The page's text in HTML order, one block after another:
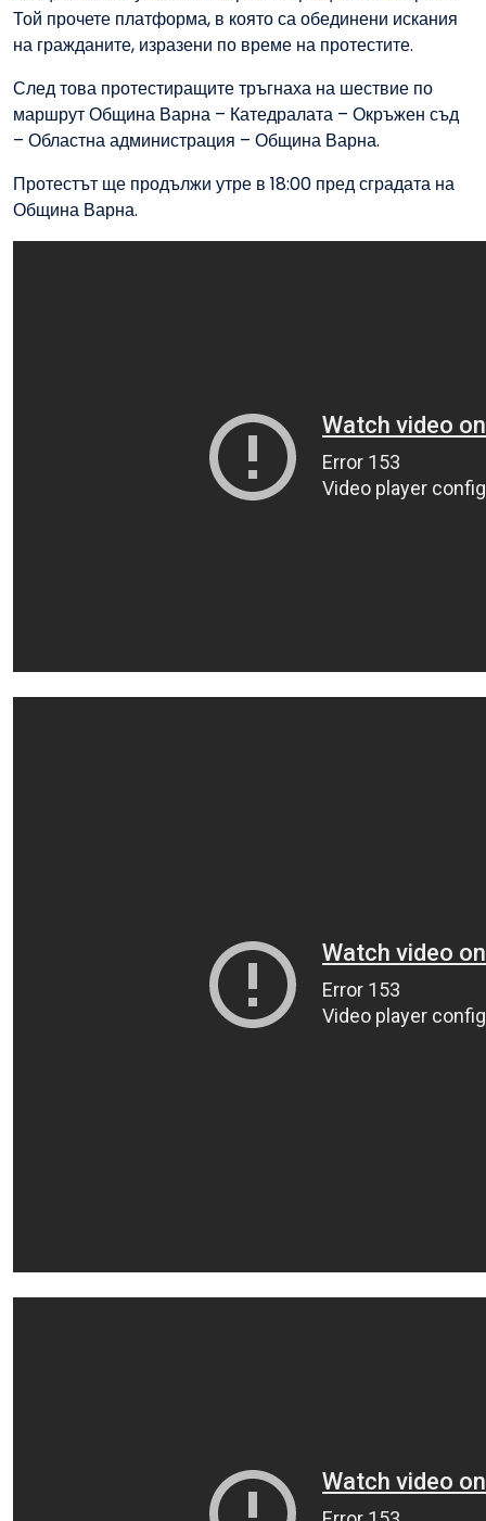
Той прочете платформа, в която са обединени искания
на гражданите, изразени по време на протестите.
След това протестиращите тръгнаха на шествие по
маршрут Община Варна – Катедралата – Окръжен съд
– Областна администрация – Община Варна.
Протестът ще продължи утре в 18:00 пред сградата на
Община Варна.